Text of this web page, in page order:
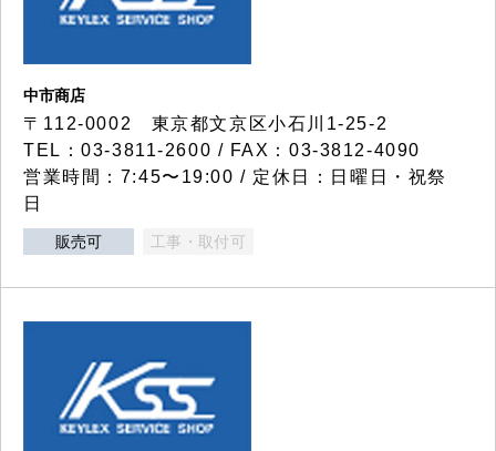
中市商店
〒112-0002 東京都文京区小石川1-25-2
TEL：03-3811-2600 / FAX：03-3812-4090
営業時間：7:45〜19:00 / 定休日：日曜日・祝祭
日
販売可 工事・取付可